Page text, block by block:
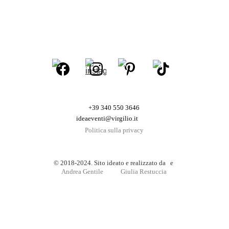
+39 340 550 3646
ideaeventi@virgilio.it
Politica sulla privacy
© 2018-2024. Sito ideato e realizzato da   e
Giulia Restuccia
Andrea Gentile